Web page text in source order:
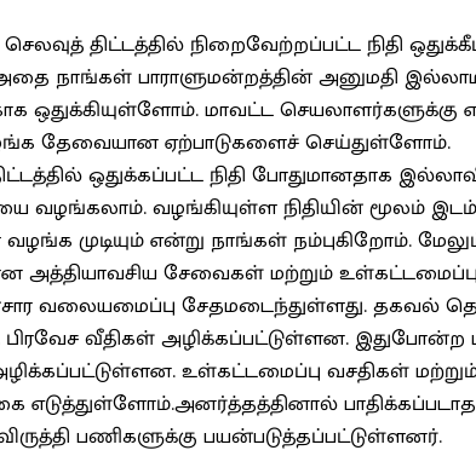
திட்டத்தில் நிறைவேற்றப்பட்ட நிதி
நாங்கள் பாராளுமன்றத்தின் அனுமதி
ஒதுக்கியுள்ளோம். மாவட்ட
தேவையான ஏற்பாடுகளைச் செய்துள்ளோம்.
ஒதுக்கப்பட்ட நிதி போதுமானதாக
வழங்கலாம். வழங்கியுள்ள நிதியின் மூலம்
வழங்க முடியும் என்று நாங்கள் நம்புகிறோம்.
அத்தியாவசிய சேவைகள் மற்றும்
வலையமைப்பு சேதமடைந்துள்ளது. தகவல்
வீதிகள் அழிக்கப்பட்டுள்ளன.
உள்கட்டமைப்பு வசதிகள்
எடுத்துள்ளோம்.அனர்த்தத்தினால்
பணிகளுக்கு பயன்படுத்தப்பட்டுள்ளனர்.